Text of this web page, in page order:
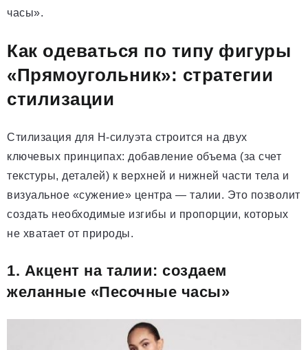
часы».
Как одеваться по типу фигуры
«Прямоугольник»: стратегии
стилизации
Стилизация для Н-силуэта строится на двух
ключевых принципах: добавление объема (за счет
текстуры, деталей) к верхней и нижней части тела и
визуальное «сужение» центра — талии. Это позволит
создать необходимые изгибы и пропорции, которых
не хватает от природы.
1. Акцент на талии: создаем
желанные «Песочные часы»